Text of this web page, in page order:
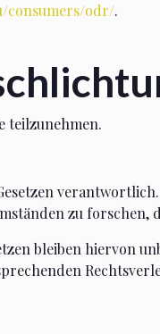
consumers/odr/.
teilzunehmen.
zu forschen,
bleiben hiervon